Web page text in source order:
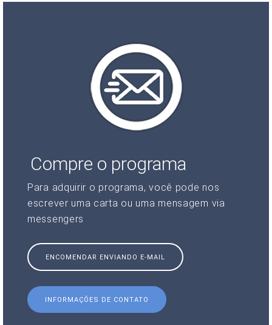
Compre o programa
Para adquirir o programa, você pode nos
escrever uma carta ou uma mensagem via
messengers
ENCOMENDAR ENVIANDO E-MAIL
INFORMAÇÕES DE CONTATO